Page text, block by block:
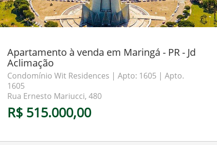
Apartamento à venda em Maringá - PR - Jd
Aclimação
Condomínio Wit Residences | Apto: 1605 | Apto.
1605
Rua Ernesto Mariucci, 480
R$ 515.000,00